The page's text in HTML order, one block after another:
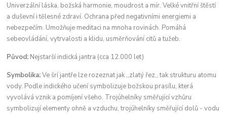
Univerzální láska, božská harmonie, moudrost a mír. Velké vnitřní štěstí
a duševní i tělesné zdraví. Ochrana před negativními energiemi a
nebezpečím. Umožňuje meditaci na mnoha rovinách. Pomáhá
sebeovládání, vytrvalosti a klidu, usměrňování citů a tužeb.
Původ: Nejstarší indická jantra (cca 12.000 let)
Symbolika:Ve šrí jantře lze rozeznat jak ,,zlatý řez,, tak strukturu atomu
vody. Podle indického učení symbolizuje božskou prasílu, která
vyvolává vznik a pomíjení všeho. Trojúhelníky směřující vzhůru
symbolizují elementy ohně a vzduchu, trojúhelníky směřující dolů - vodu